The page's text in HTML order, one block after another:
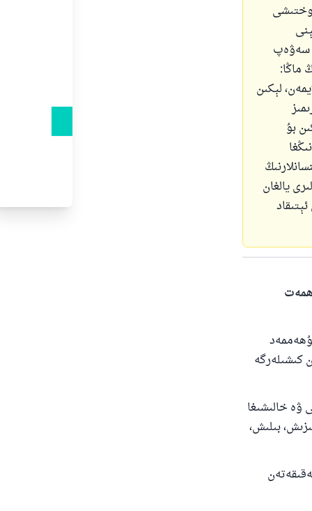
سەۋەپ
ماڭا:
لېكىن
بۇ
يالغان
كىشىلەرگە
ۋە خالىشىغا
بىلىش،